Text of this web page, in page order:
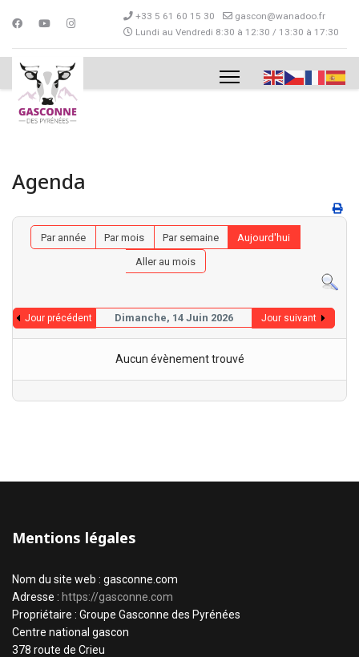
+33 5 61 60 15 30
gascon@wanadoo.fr
Lundi au Vendredi 8:30 à 12:30 / 13:30 à 17:30
Agenda
Par année Par mois Par semaine
Aujourd'hui
Aller au mois
Jour précédent Dimanche, 14 Juin 2026 Jour suivant
Aucun évènement trouvé
Mentions légales
Nom du site web : gasconne.com
Adresse : https://gasconne.com
Propriétaire : Groupe Gasconne des Pyrénées
Centre national gascon
378 route de Crieu